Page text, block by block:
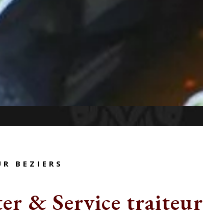
BEZIERS
& Service traiteur